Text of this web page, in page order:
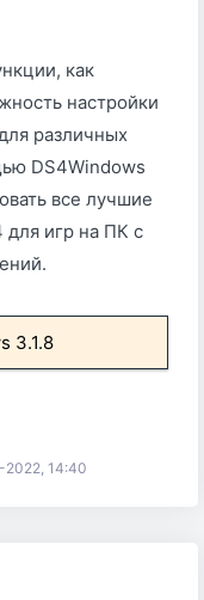
как
настройки
различных
DS4Windows
все лучшие
для игр на ПК с
3.1.8
2022, 14:40